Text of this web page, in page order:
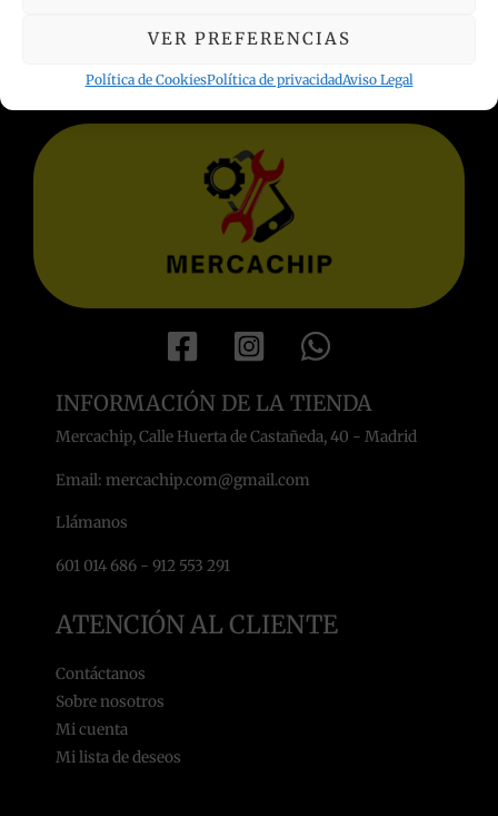
VER PREFERENCIAS
Política de CookiesPolítica de privacidadAviso Legal
Términos y condiciones
Aviso Legal
INFORMACIÓN DE LA TIENDA
Mercachip, Calle Huerta de Castañeda, 40 - Madrid
Email: mercachip.com@gmail.com
Llámanos
601 014 686 - 912 553 291
ATENCIÓN AL CLIENTE
Contáctanos
Sobre nosotros
Mi cuenta
Mi lista de deseos